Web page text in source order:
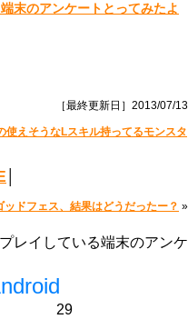
末のアンケートとってみたよ
［最終更新日］2013/07/13
えそうなLスキル持ってるモンスタ
ドフェス、結果はどうだったー？ »
レイしている端末のアンケ
29